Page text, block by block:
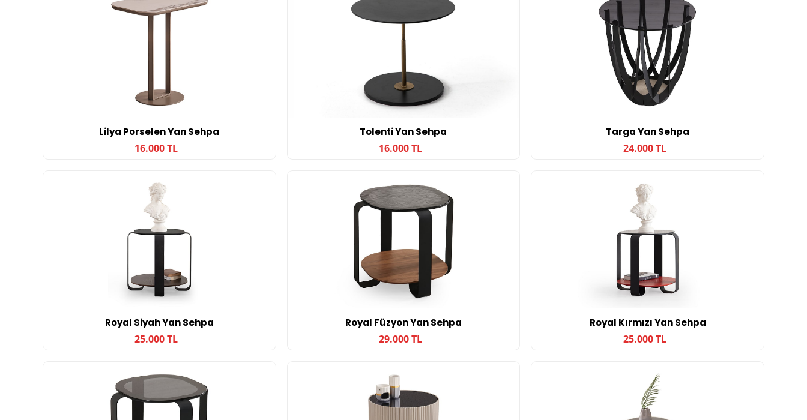
Lilya Porselen Yan Sehpa
16.000 TL
Tolenti Yan Sehpa
16.000 TL
Targa Yan Sehpa
24.000 TL
Royal Siyah Yan Sehpa
25.000 TL
Royal Füzyon Yan Sehpa
29.000 TL
Royal Kırmızı Yan Sehpa
25.000 TL